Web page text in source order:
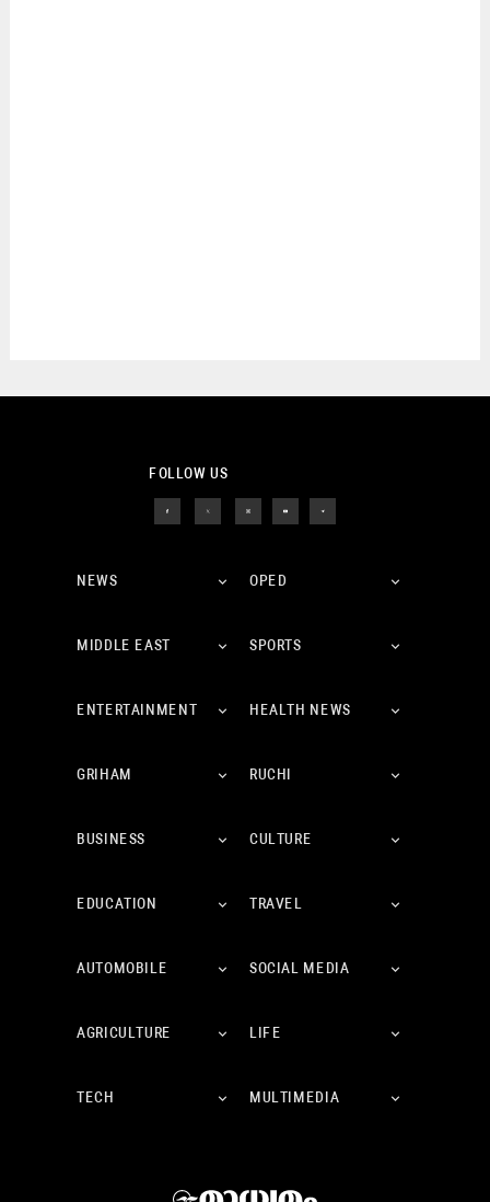
FOLLOW US
NEWS OPED
MIDDLE EAST SPORTS
ENTERTAINMENT HEALTH NEWS
GRIHAM RUCHI
BUSINESS CULTURE
EDUCATION TRAVEL
AUTOMOBILE SOCIAL MEDIA
AGRICULTURE LIFE
TECH MULTIMEDIA